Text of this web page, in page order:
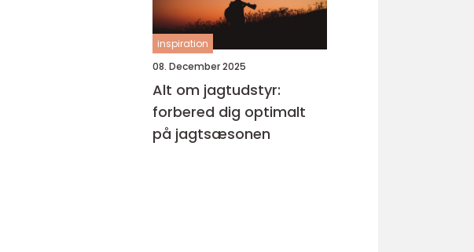
inspiration
08. December 2025
Alt om jagtudstyr:
forbered dig optimalt
på jagtsæsonen